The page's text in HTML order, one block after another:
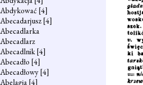
Abdykować [4]
Abecadarjusz[4]
Abecadlarka
Abecadlarz
Abecadlnik[4]
Abecadło [4]
Abecadłowy[4]
Abelagja[4]